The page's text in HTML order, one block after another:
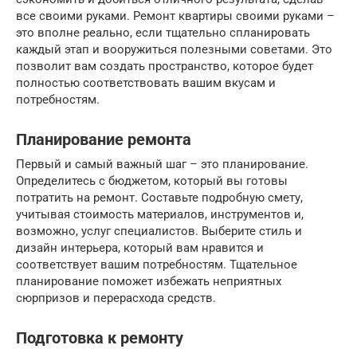
все своими руками. Ремонт квартиры своими руками –
это вполне реально, если тщательно спланировать
каждый этап и вооружиться полезными советами. Это
позволит вам создать пространство, которое будет
полностью соответствовать вашим вкусам и
потребностям.
Планирование ремонта
Первый и самый важный шаг – это планирование.
Определитесь с бюджетом, который вы готовы
потратить на ремонт. Составьте подробную смету,
учитывая стоимость материалов, инструментов и,
возможно, услуг специалистов. Выберите стиль и
дизайн интерьера, который вам нравится и
соответствует вашим потребностям. Тщательное
планирование поможет избежать неприятных
сюрпризов и перерасхода средств.
Подготовка к ремонту